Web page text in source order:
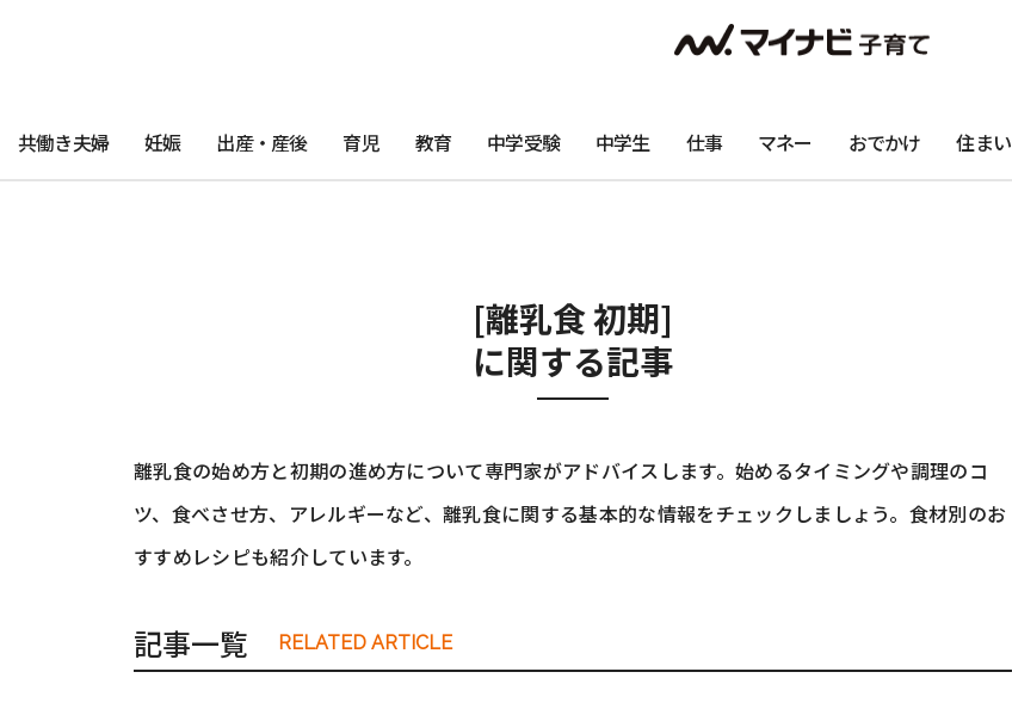
共働き夫婦 妊娠 出産・産後 育児 教育 中学受験 中学生 仕事 マネー おでかけ 住まい
[離乳食 初期]
に関する記事
離乳食の始め方と初期の進め方について専門家がアドバイスします。始めるタイミングや調理のコ
ツ、食べさせ方、アレルギーなど、離乳食に関する基本的な情報をチェックしましょう。食材別のお
すすめレシピも紹介しています。
記事一覧 RELATED ARTICLE